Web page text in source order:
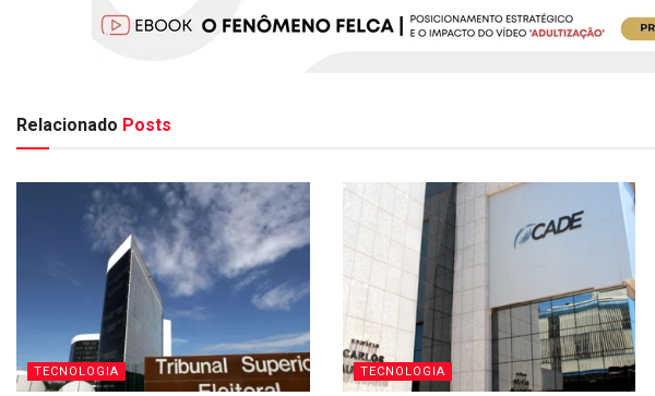
Relacionado Posts
TECNOLOGIA TECNOLOGIA